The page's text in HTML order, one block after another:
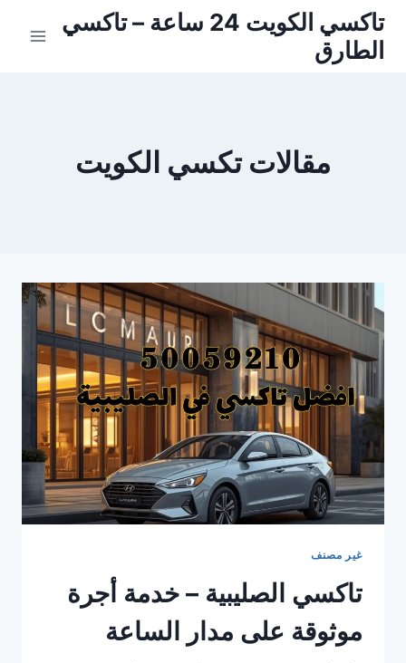
التجاوز
المحتوى
تاكسي الكويت 24 ساعة – تاكسي
الطارق
مقالات تكسي الكويت
غير مصنف
تاكسي الصليبية – خدمة أجرة
موثوقة على مدار الساعة